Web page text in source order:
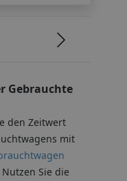
Gebrauchte
den Zeitwert
mit
Nutzen Sie die